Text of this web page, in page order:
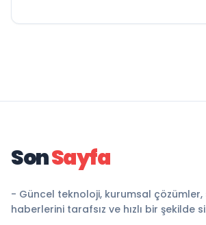
SonSayfa
- Güncel teknoloji, kurumsal
haberlerini tarafsız ve hızlı bir şekilde